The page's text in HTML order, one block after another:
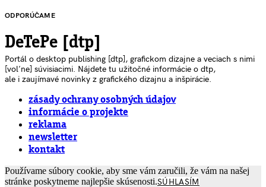
ODPORÚČAME
DeTePe [dtp]
Portál o desktop publishing [dtp], grafickom dizajne a veciach s nimi
[voľne] súvisiacimi. Nájdete tu užitočné informácie o dtp,
ale i zaujímavé novinky z grafického dizajnu a inšpirácie.
zásady ochrany osobných údajov
informácie o projekte
reklama
newsletter
kontakt
Používame súbory cookie, aby sme vám zaručili, že vám na našej
stránke poskytneme najlepšie skúsenosti.SÚHLASÍM